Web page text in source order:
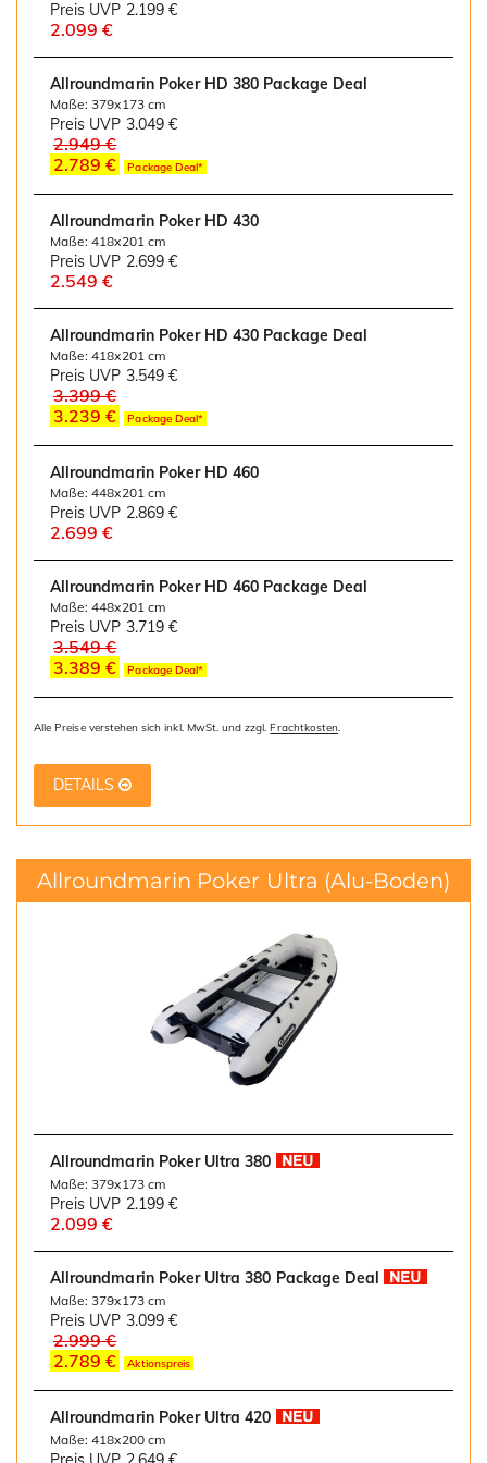
Preis UVP 2.199 €
2.099 €
Allroundmarin Poker HD 380 Package Deal
Maße: 379x173 cm
Preis UVP 3.049 €
2.949 €
2.789 €
Package Deal*
Allroundmarin Poker HD 430
Maße: 418x201 cm
Preis UVP 2.699 €
2.549 €
Allroundmarin Poker HD 430 Package Deal
Maße: 418x201 cm
Preis UVP 3.549 €
3.399 €
3.239 €
Package Deal*
Allroundmarin Poker HD 460
Maße: 448x201 cm
Preis UVP 2.869 €
2.699 €
Allroundmarin Poker HD 460 Package Deal
Maße: 448x201 cm
Preis UVP 3.719 €
3.549 €
3.389 €
Package Deal*
Alle Preise verstehen sich inkl. MwSt. und zzgl.Frachtkosten.
DETAILS
Allroundmarin Poker Ultra (Alu-Boden)
Allroundmarin Poker Ultra 380
Maße: 379x173 cm
Preis UVP 2.199 €
2.099 €
Allroundmarin Poker Ultra 380 Package Deal
Maße: 379x173 cm
Preis UVP 3.099 €
2.999 €
2.789 €
Aktionspreis
Allroundmarin Poker Ultra 420
Maße: 418x200 cm